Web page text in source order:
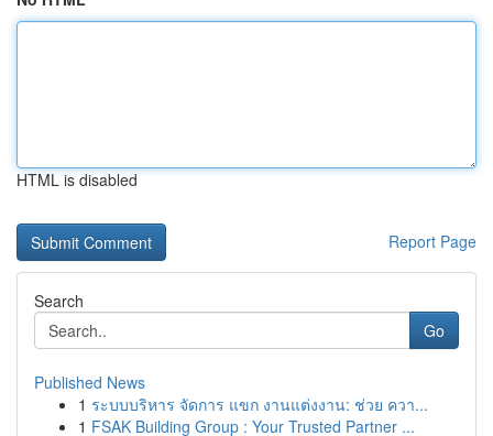
HTML is disabled
Report Page
Search
Go
Published News
1 ระบบบริหาร จัดการ แขก งานแต่งงาน: ช่วย ควา...
1 FSAK Building Group : Your Trusted Partner ...